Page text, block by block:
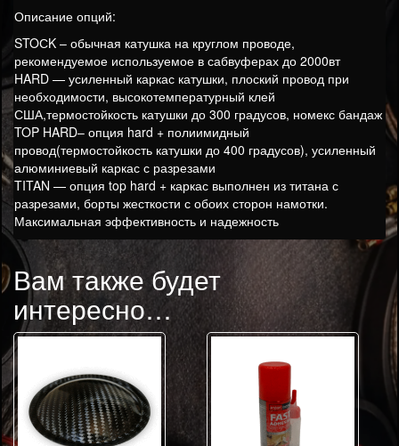
Описание опций:
STOСK – обычная катушка на круглом проводе,
рекомендуемое используемое в сабвуферах до 2000вт
HARD — усиленный каркас катушки, плоский провод при
необходимости, высокотемпературный клей
США,термостойкость катушки до 300 градусов, номекс бандаж
TOP HARD– опция hard + полиимидный
провод(термостойкость катушки до 400 градусов), усиленный
алюминиевый каркас с разрезами
TITAN — опция top hard + каркас выполнен из титана с
разрезами, борты жесткости с обоих сторон намотки.
Максимальная эффективность и надежность
Вам также будет
интересно…